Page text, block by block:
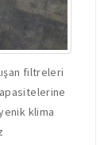
filtreleri
klima